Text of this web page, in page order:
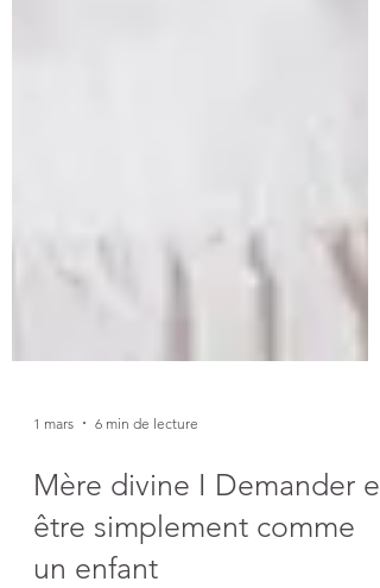
1 mars 6 min de lecture
Mère divine I Demander et
être simplement comme